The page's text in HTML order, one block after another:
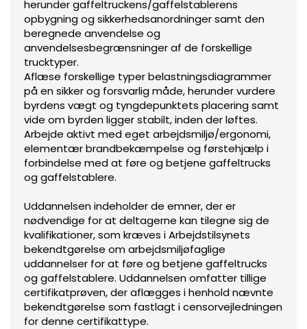
herunder gaffeltruckens/gaffelstablerens
opbygning og sikkerhedsanordninger samt den
beregnede anvendelse og
anvendelsesbegrænsninger af de forskellige
trucktyper.
Aflæse forskellige typer belastningsdiagrammer
på en sikker og forsvarlig måde, herunder vurdere
byrdens vægt og tyngdepunktets placering samt
vide om byrden ligger stabilt, inden der løftes.
Arbejde aktivt med eget arbejdsmiljø/ergonomi,
elementær brandbekæmpelse og førstehjælp i
forbindelse med at føre og betjene gaffeltrucks
og gaffelstablere.
Uddannelsen indeholder de emner, der er
nødvendige for at deltagerne kan tilegne sig de
kvalifikationer, som kræves i Arbejdstilsynets
bekendtgørelse om arbejdsmiljøfaglige
uddannelser for at føre og betjene gaffeltrucks
og gaffelstablere. Uddannelsen omfatter tillige
certifikatprøven, der aflægges i henhold nævnte
bekendtgørelse som fastlagt i censorvejledningen
for denne certifikattype.